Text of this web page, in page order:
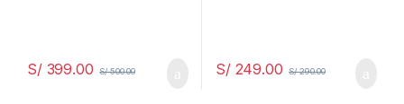
S/399.00 S/500.00 S/249.00 S/290.00